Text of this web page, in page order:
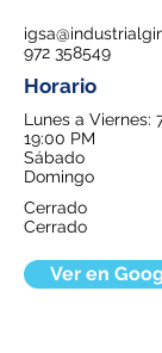
972 358549
Horario
Lunes a Viernes:
19:00 PM
Sábado
Domingo
Cerrado
Cerrado
Ver en